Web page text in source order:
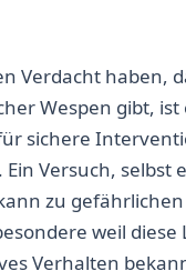
Verdacht haben,
Wespen gibt, ist
sichere
Versuch, selbst
zu
weil diese
Verhalten